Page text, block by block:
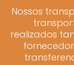
Nossos
realizados